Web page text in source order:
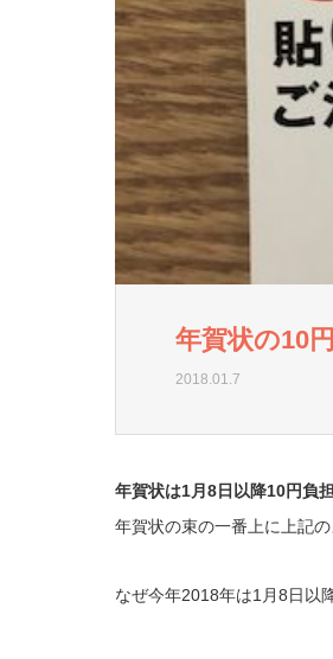
年賀状の10
2018.01.7
年賀状は1月8日以降10円負
年賀状の束の一番上に上記
なぜ今年2018年は1月8日以